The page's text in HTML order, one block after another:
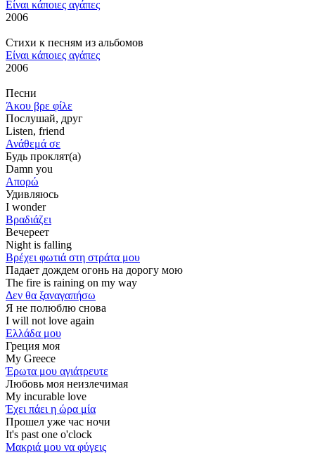
Είναι κάποιες αγάπες
2006
Стихи к песням из альбомов
Είναι κάποιες αγάπες
2006
Песни
Άκου βρε φίλε
Послушай, друг
Listen, friend
Ανάθεμά σε
Будь проклят(а)
Damn you
Απορώ
Удивляюсь
I wonder
Βραδιάζει
Вечереет
Night is falling
Βρέχει φωτιά στη στράτα μου
Падает дождем огонь на дорогу мою
The fire is raining on my way
Δεν θα ξαναγαπήσω
Я не полюблю снова
I will not love again
Ελλάδα μου
Греция моя
My Greece
Έρωτα μου αγιάτρευτε
Любовь моя неизлечимая
My incurable love
Έχει πάει η ώρα μία
Прошел уже час ночи
It's past one o'clock
Μακριά μου να φύγεις